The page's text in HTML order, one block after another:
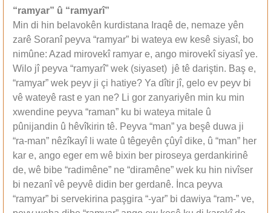
“ramyar” û “ramyarî”
Min di hin belavokên kurdistana Iraqê de, nemaze yên
zarê Soranî peyva “ramyar” bi wateya ew kesê siyasî, bo
nimûne: Azad mirovekî ramyar e, ango mirovekî siyasî ye.
Wilo jî peyva “ramyarî” wek (siyaset) jê tê dariştin. Baş e,
“ramyar” wek peyv ji çi hatiye? Ya dîtir jî, gelo ev peyv bi
vê wateyê rast e yan ne? Li gor zanyariyên min ku min
xwendine peyva “raman” ku bi wateya mitale û
pûnijandin û hêvîkirin tê. Peyva “man” ya beşê duwa ji
“ra-man” nêzîkayî li wate û têgeyên çûyî dike, û “man” her
kar e, ango eger em wê bixin ber piroseya gerdankirinê
de, wê bibe “radimêne” ne “diramêne” wek ku hin nivîser
bi nezanî vê peyvê didin ber gerdanê. İnca peyva
“ramyar” bi servekirina paşgira “-yar” bi dawiya “ram-” ve,